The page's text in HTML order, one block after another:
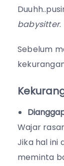
babysitter.
Sebelum
Wajar
Jika hal ini
meminta